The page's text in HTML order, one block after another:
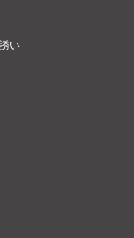
い